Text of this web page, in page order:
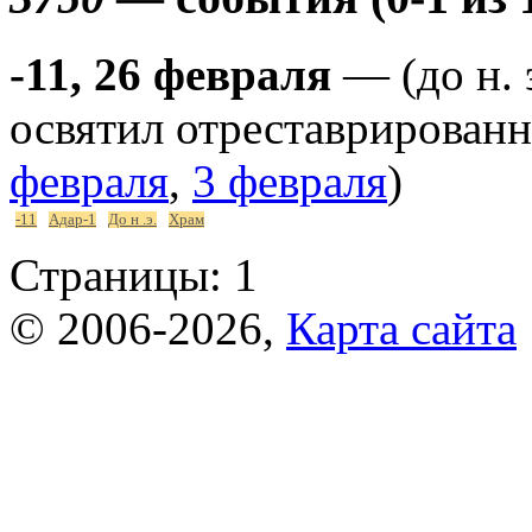
-11, 26 февраля — (до н.
освятил
февраля, 3 февраля)
-11 Адар-1 До н .э. Храм
Страницы: 1
© 2006-2026, Карта сайта